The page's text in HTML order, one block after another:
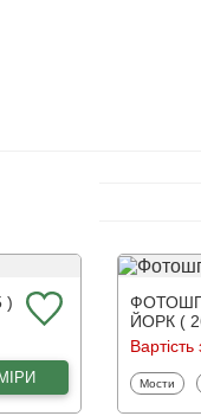
)
ЙОРК (
Вартість
Мости